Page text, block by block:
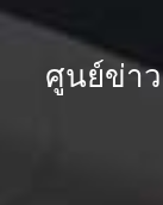
ศูนย์ข่าว